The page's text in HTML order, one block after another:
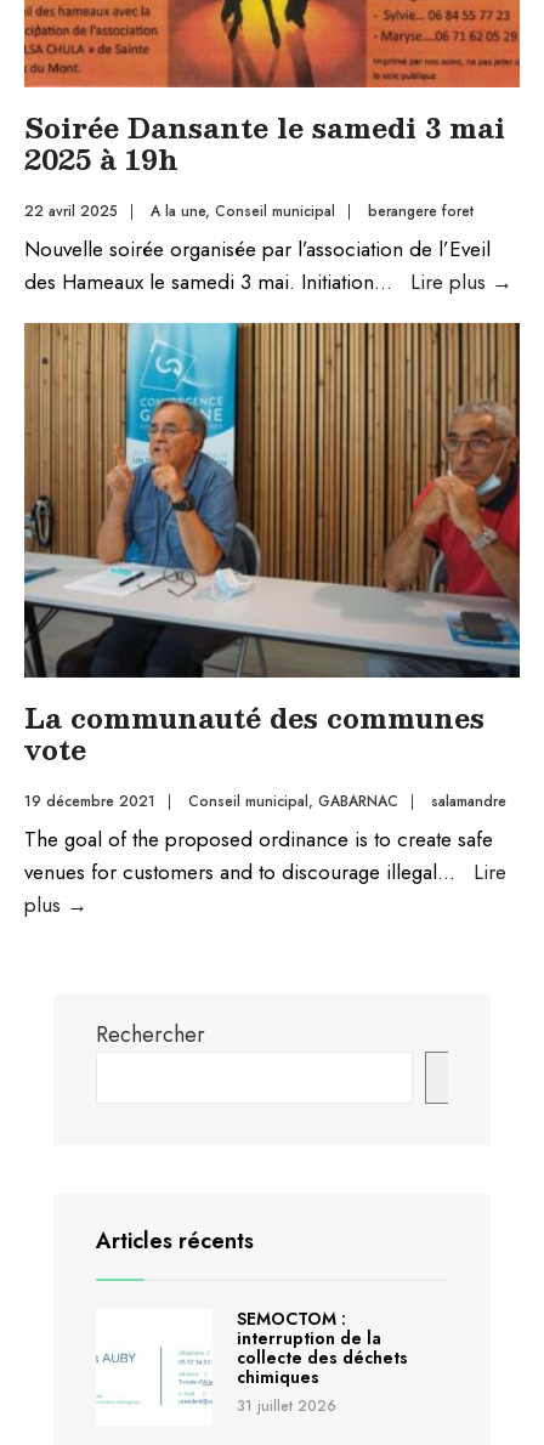
Soirée Dansante le samedi 3 mai
2025 à 19h
22 avril 2025 A la une, Conseil municipal berangere foret
Nouvelle soirée organisée par l’association de l’Eveil
des Hameaux le samedi 3 mai. Initiation... Lire plus →
3
mai
à
19h
La communauté des communes
vote
19 décembre 2021 | Conseil municipal, GABARNAC | salamandre
The goal of the proposed ordinance is to create safe
venues for customers and to discourage illegal...
Lire
plus →
vote
Rechercher
Articles récents
SEMOCTOM :
interruption de la
collecte des déchets
chimiques
31 juillet 2026